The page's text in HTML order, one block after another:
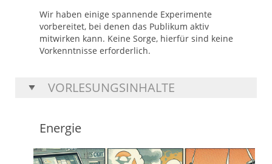
Wir haben einige spannende Experimente
vorbereitet, bei denen das Publikum aktiv
mitwirken kann. Keine Sorge, hierfür sind keine
Vorkenntnisse erforderlich.
VORLESUNGSINHALTE
Energie